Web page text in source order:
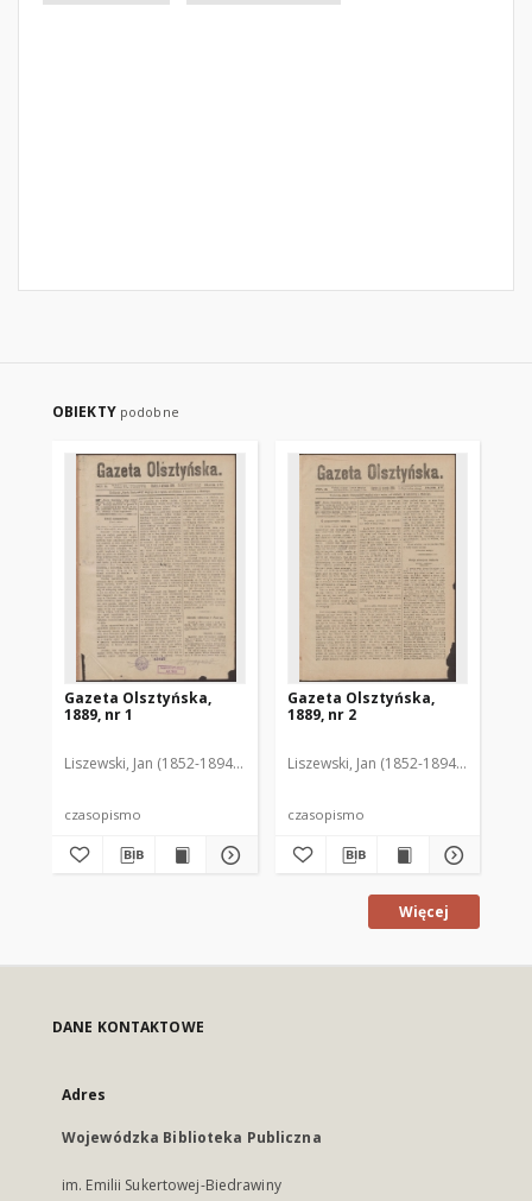
OBIEKTY podobne
Gazeta Olsztyńska,
1889, nr 1
Liszewski, Jan (1852-1894). Red.
czasopismo
Gazeta Olsztyńska,
1889, nr 2
Liszewski, Jan (1852-1894). Red.
czasopismo
Więcej
DANE KONTAKTOWE
Adres
Wojewódzka Biblioteka Publiczna
im. Emilii Sukertowej-Biedrawiny